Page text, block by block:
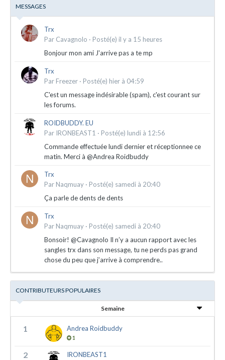
MESSAGES
Trx
Par Cavagnolo · Posté(e) il y a 15 heures
Bonjour mon ami J'arrive pas a te mp
Trx
Par Freezer · Posté(e) hier à 04:59
C'est un message indésirable (spam), c'est courant sur
les forums.
ROIDBUDDY. EU
Par IRONBEAST1 · Posté(e) lundi à 12:56
Commande effectuée lundi dernier et réceptionnee ce
matin. Merci à @Andrea Roidbuddy
Trx
Par Naqmuay · Posté(e) samedi à 20:40
Ça parle de dents de dents
Trx
Par Naqmuay · Posté(e) samedi à 20:40
Bonsoir! @Cavagnolo Il n’y a aucun rapport avec les
sangles trx dans son message, tu ne perds pas grand
chose du peu que j’arrive à comprendre..
CONTRIBUTEURS POPULAIRES
Semaine
1 Andrea Roidbuddy
1
2 IRONBEAST1